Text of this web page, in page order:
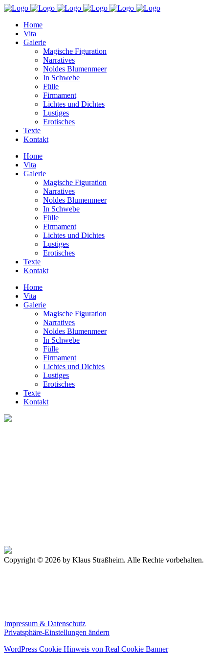
Home
Vita
Galerie
Magische Figuration
Narratives
Noldes Blumenmeer
In Schwebe
Fülle
Firmament
Lichtes und Dichtes
Lustiges
Erotisches
Texte
Kontakt
Home
Vita
Galerie
Magische Figuration
Narratives
Noldes Blumenmeer
In Schwebe
Fülle
Firmament
Lichtes und Dichtes
Lustiges
Erotisches
Texte
Kontakt
Home
Vita
Galerie
Magische Figuration
Narratives
Noldes Blumenmeer
In Schwebe
Fülle
Firmament
Lichtes und Dichtes
Lustiges
Erotisches
Texte
Kontakt
Copyright © 2026 by Klaus Straßheim. Alle Rechte vorbehalten.
Impressum & Datenschutz
Privatsphäre-Einstellungen ändern
WordPress Cookie Hinweis von Real Cookie Banner